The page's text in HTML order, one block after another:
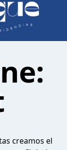
creamos el